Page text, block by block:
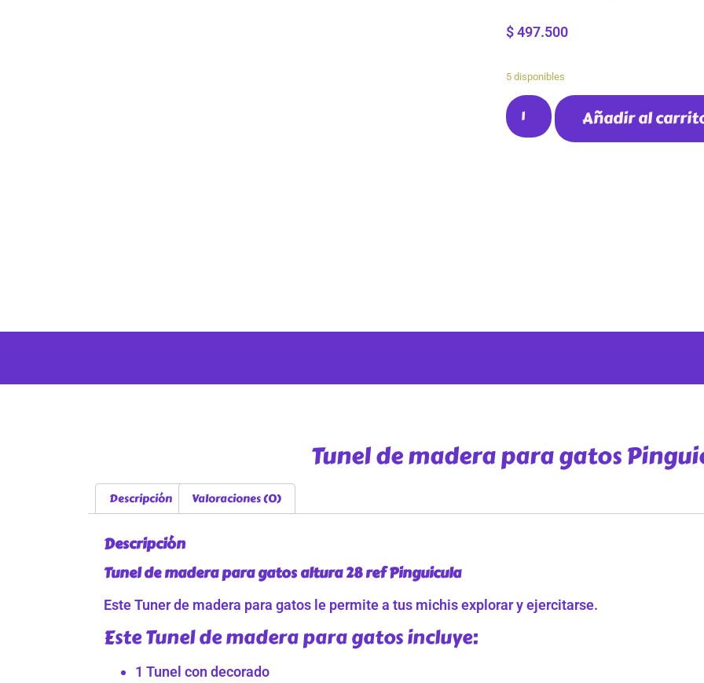
$497.500
5 disponibles
Añadir al
Tunel de madera para gatos
Descripción Valoraciones (0)
Descripción
Tunel de madera para gatos altura 28 ref Pinguicula
Este Tuner de madera para gatos le permite a tus michis explorar y ejercitarse.
Este Tunel de madera para gatos incluye:
1 Tunel con decorado